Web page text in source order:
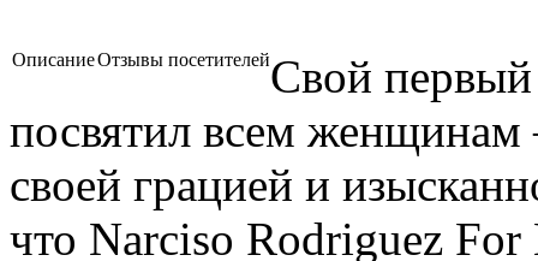
ОписаниеОтзывы посетителейСвой
посвятил всем
своей грацией и
что Narciso Rodriguez For